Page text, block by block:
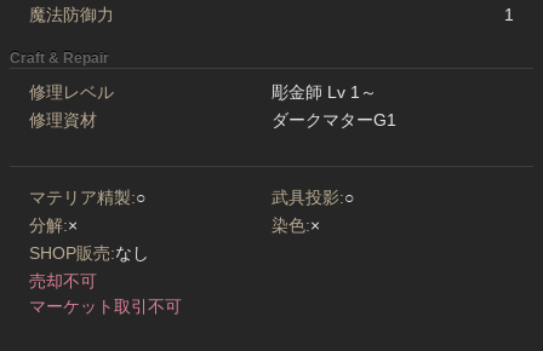
魔法防御力
1
Craft & Repair
修理レベル
彫金師 Lv 1～
修理資材
ダークマターG1
マテリア精製:○ 武具投影:○
分解:× 染色:×
SHOP販売:なし
売却不可
マーケット取引不可